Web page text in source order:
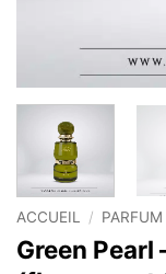
ACCUEIL /
Green Pearl